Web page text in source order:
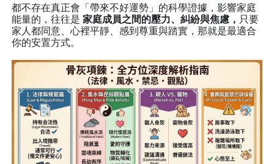
都不存在真正會「帶來不好運勢」的科學證據，影響家庭
能量的，往往是 家庭成員之間的壓力、糾紛與焦慮， 只要
家人都同意、心裡平靜、感到尊重與踏實，那就是最適合
你的安置方式。